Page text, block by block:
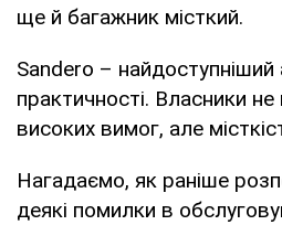
ще й багажник місткий.
Sandero – найдоступніший
практичності. Власники
високих вимог, але
Нагадаємо, як раніше
деякі помилки в